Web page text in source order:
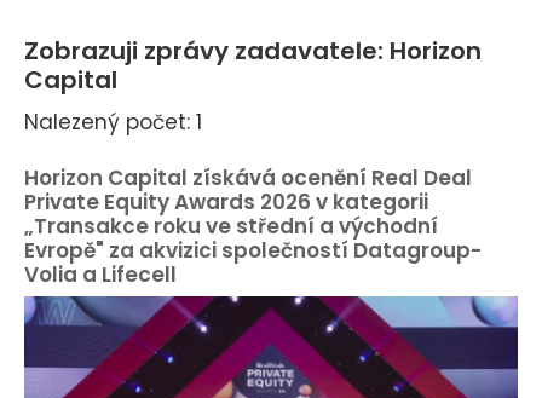
Zobrazuji zprávy zadavatele: Horizon
Capital
Nalezený počet: 1
Horizon Capital získává ocenění Real Deal
Private Equity Awards 2026 v kategorii
„Transakce roku ve střední a východní
Evropě" za akvizici společností Datagroup-
Volia a Lifecell